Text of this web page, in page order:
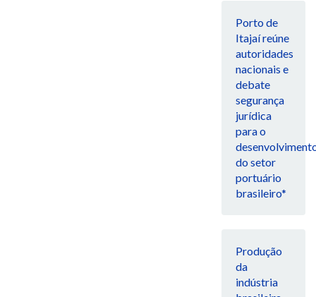
Porto de
Itajaí reúne
autoridades
nacionais e
debate
segurança
jurídica
para o
do setor
portuário
brasileiro*
Produção
da
indústria